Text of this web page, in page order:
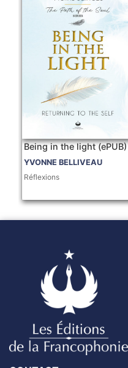
Being in the light (ePUB)
YVONNE BELLIVEAU
Réflexions